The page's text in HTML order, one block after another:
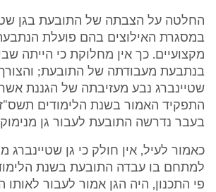
החלטה על הצבתה של התובעת בגן
במסגרת האילוצים בהם פועלת
מקצועיים. כך אין מחלוקת כי הייתה
בנתבעת מעבודתה של התובעת;
שטיינברג נבע מעזיבתה של הגננת
התפקיד האמור בשנת הלימודים תשס"ז.
בעבר נדרשה התובעת לעבור גן מנימוק
כאמור לעיל, אין חולק כי גן שטיינברג
למתחם בו עבדה התובעת בשנת
פי התכנון, היה הגן אמור לעבור